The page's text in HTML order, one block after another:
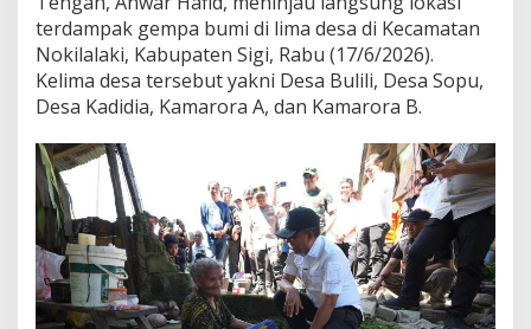
i
S
i
g
i
e
r
n
u
r
A
terdampak gempa bumi di lima desa di Kecamatan
Nokilalaki, Kabupaten Sigi, Rabu (17/6/2026).
Kelima desa tersebut yakni Desa Bulili, Desa Sopu,
Desa Kadidia, Kamarora A, dan Kamarora B.